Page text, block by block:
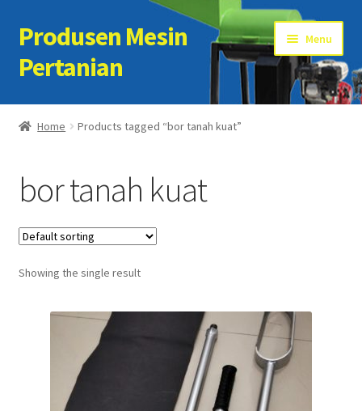
Skip
to
navigation
Skip
to
content
Produsen Mesin
Pertanian
Menu
Home
Cart
Checkout
Kontak Kami
My account
Sample Page
Home Products tagged “bor tanah kuat”
bor tanah kuat
Showing the single result